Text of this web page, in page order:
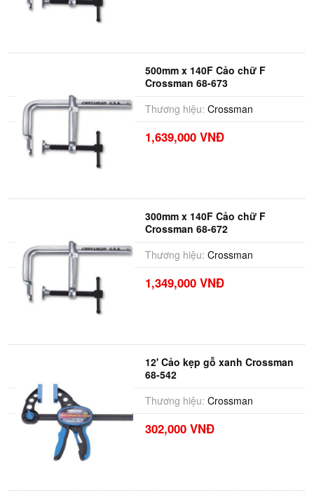
500mm x 140F Cảo chữ F
Crossman 68-673
Thương hiệu: Crossman
1,639,000 VNĐ
300mm x 140F Cảo chữ F
Crossman 68-672
Thương hiệu: Crossman
1,349,000 VNĐ
12' Cảo kẹp gỗ xanh Crossman
68-542
Thương hiệu: Crossman
302,000 VNĐ